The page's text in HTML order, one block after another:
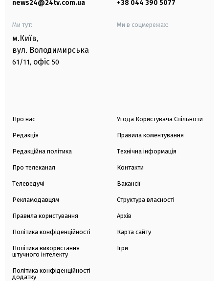
news24@24tv.com.ua +38 044 390 5077
Ми тут:
м.Київ,
вул. Володимирська
61/11, офіс 50
Ми в соцмережах:
Про нас
Редакція
Редакційна політика
Про телеканал
Телеведучі
Рекламодавцям
Правила користування
Політика конфіденційності
Політика використання
штучного інтелекту
Політика конфіденційності
додатку
Угода Користувача Спільноти
Правила коментування
Технічна інформація
Контакти
Вакансії
Структура власності
Архів
Карта сайту
Ігри